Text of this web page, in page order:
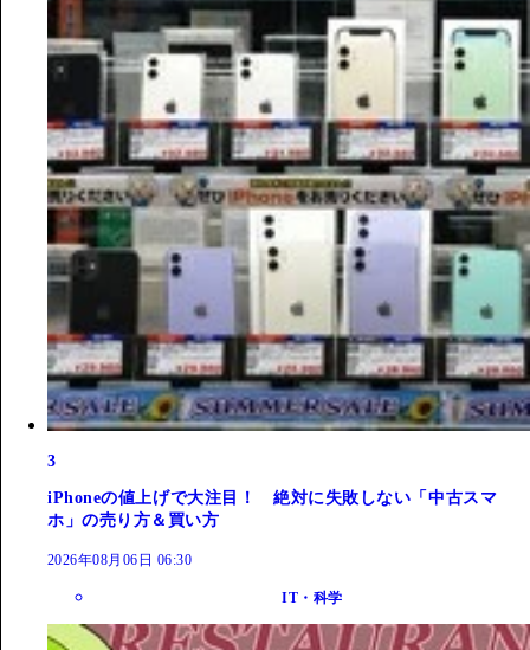
3
iPhoneの値上げで大注目！ 絶対に失敗しない「中古スマ
ホ」の売り方＆買い方
2026年08月06日 06:30
IT・科学